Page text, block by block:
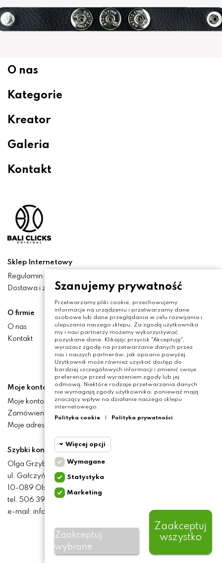
O nas
Kategorie
Kreator
Galeria
Kontakt
Sklep Internetowy
Regulamin
Dostawa i zwroty
O firmie
O nas
Kontakt
Moje konto
Moje konto
Zamówienia
Moje adresy
Szybki kontakt
Olga Grzyb STILO
ul. Gałczyńskiego 24
10-089 Olsztyn
tel. 506 393 457
e-mail: info@baliclicksoriginal.pl
BALICLICKS ORIGINAL POLSKA© 2021
All Rights Reserved. Made by
virtualmedia.pl
Szanujemy prywatność
Przetwarzamy pliki cookie, przechowujemy
informacje na urządzeniu i przetwarzamy dane
osobowe lub dane przeglądania w celu rozwijania i
ulepszania naszego sklepu. Za zgodą użytkownika
my i nasi partnerzy możemy wykorzystywać
pozyskane dane. Klikając przycisk "Akceptuję",
wyrażasz zgodę na przetwarzanie danych przez
nas i naszych partnerów, jak opisano powyżej.
Użytkownik może również uzyskać dostęp do
bardziej szczegółowych informacji i zmienić swoje
preferencje przed wyrażeniem zgody lub jej
odmową. Niektóre rodzaje przetwarzania danych
nie wymagają zgody użytkownika, ponieważ mają
znaczący wpływ na działanie naszego sklepu
internetowego.
Polityka cookie
Polityka prywatności
Więcej opcji
Wymagane
cookie wymagane do
przeglądania witryny i
korzystania z jej
podstawowych funkcji. Te
do prawidłowego
Cookie
marketingowe
Inne
Wymagane
Statystyka
Marketing
Zaakceptuj
wybrane
Zaakceptuj
wszystko